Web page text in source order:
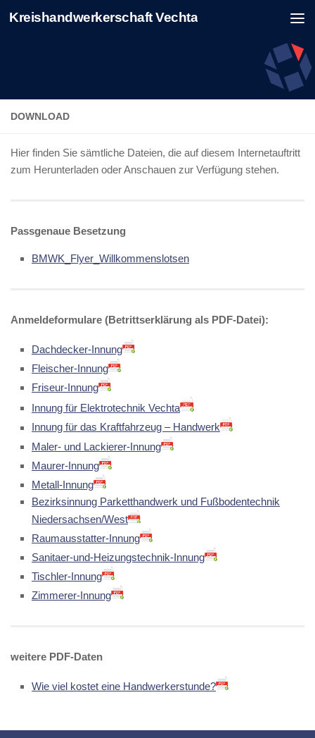
Zum Inhalt springen
Kreishandwerkerschaft Vechta
DOWNLOAD
Hier finden Sie sämtliche Dateien, die auf diesem Internetauftritt
zum Herunterladen oder Anschauen zur Verfügung stehen.
Passgenaue Besetzung
BMWK_Flyer_Willkommenslotsen
Anmeldeformulare (Betrittserklärung als PDF-Datei):
Dachdecker-Innung
Fleischer-Innung
Friseur-Innung
Innung für Elektrotechnik Vechta
Innung für das Kraftfahrzeug – Handwerk
Maler- und Lackierer-Innung
Maurer-Innung
Metall-Innung
Bezirksinnung Parketthandwerk und Fußbodentechnik
Niedersachsen/West
Raumausstatter-Innung
Sanitaer-und-Heizungstechnik-Innung
Tischler-Innung
Zimmerer-Innung
weitere PDF-Daten
Wie viel kostet eine Handwerkerstunde?